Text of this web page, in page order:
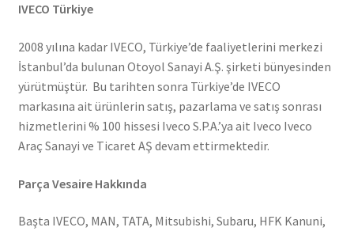
IVECO Türkiye
2008 yılına kadar IVECO, Türkiye’de faaliyetlerini merkezi
İstanbul’da bulunan Otoyol Sanayi A.Ş. şirketi bünyesinden
yürütmüştür. Bu tarihten sonra Türkiye’de IVECO
markasına ait ürünlerin satış, pazarlama ve satış sonrası
hizmetlerini % 100 hissesi Iveco S.P.A.’ya ait Iveco Iveco
Araç Sanayi ve Ticaret AŞ devam ettirmektedir.
Parça Vesaire Hakkında
Başta IVECO, MAN, TATA, Mitsubishi, Subaru, HFK Kanuni,